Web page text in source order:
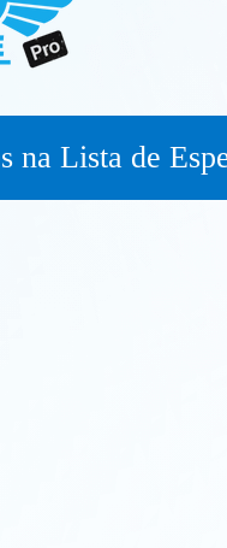
na Lista de